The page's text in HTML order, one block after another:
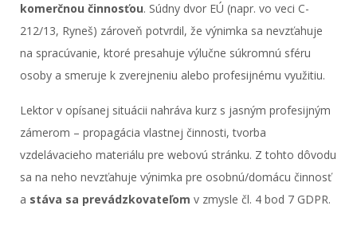
komerčnou činnosťou. Súdny dvor EÚ (napr. vo veci C-
212/13, Ryneš) zároveň potvrdil, že výnimka sa nevzťahuje
na spracúvanie, ktoré presahuje výlučne súkromnú sféru
osoby a smeruje k zverejneniu alebo profesijnému využitiu.
Lektor v opísanej situácii nahráva kurz s jasným profesijným
zámerom – propagácia vlastnej činnosti, tvorba
vzdelávacieho materiálu pre webovú stránku. Z tohto dôvodu
sa na neho nevzťahuje výnimka pre osobnú/domácu činnosť
a stáva sa prevádzkovateľom v zmysle čl. 4 bod 7 GDPR.